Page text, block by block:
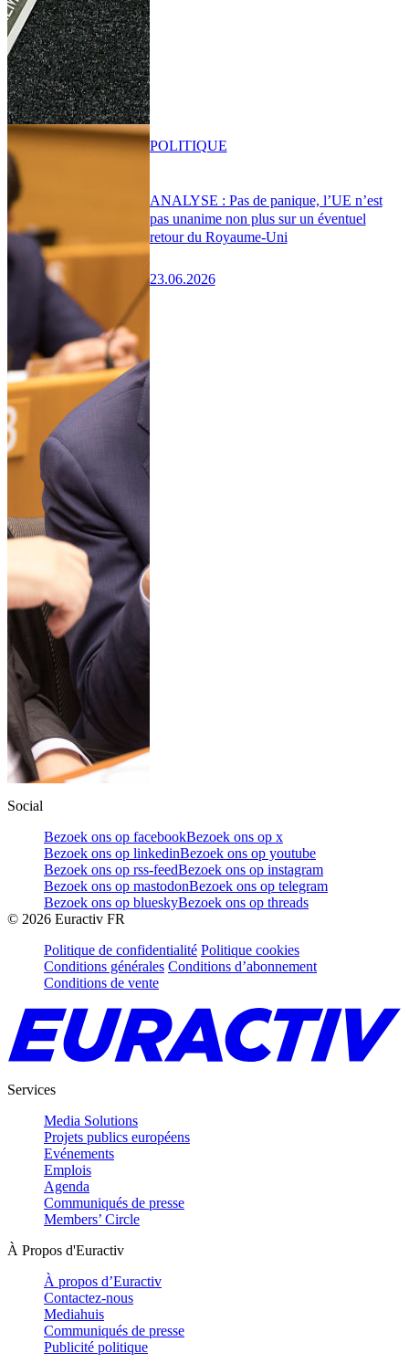
ANALYSE : Pas de panique, l’UE n’est
pas unanime non plus sur un éventuel
retour du Royaume-Uni
23.06.2026
POLITIQUE
Social
Bezoek ons op facebookBezoek ons op x
Bezoek ons op linkedinBezoek ons op youtube
Bezoek ons op rss-feedBezoek ons op instagram
Bezoek ons op mastodonBezoek ons op telegram
Bezoek ons op blueskyBezoek ons op threads
© 2026 Euractiv FR
Politique de confidentialité Politique cookies
Conditions générales Conditions d’abonnement
Conditions de vente
Services
Media Solutions
Projets publics européens
Evénements
Emplois
Agenda
Communiqués de presse
Members’ Circle
À Propos d'Euractiv
À propos d’Euractiv
Contactez-nous
Mediahuis
Communiqués de presse
Publicité politique